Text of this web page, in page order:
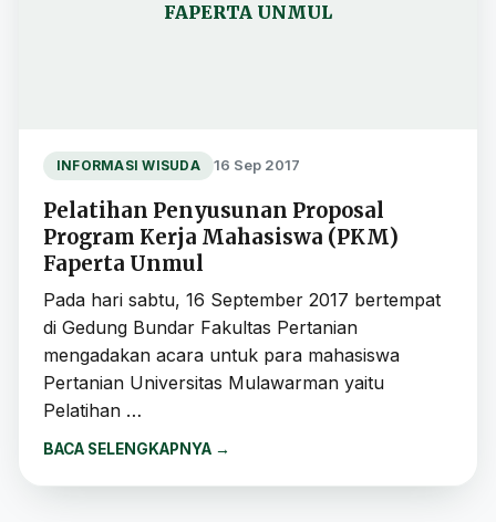
FAPERTA UNMUL
INFORMASI WISUDA 16 Sep 2017
Pelatihan Penyusunan Proposal
Program Kerja Mahasiswa (PKM)
Faperta Unmul
Pada hari sabtu, 16 September 2017 bertempat
di Gedung Bundar Fakultas Pertanian
mengadakan acara untuk para mahasiswa
Pertanian Universitas Mulawarman yaitu
Pelatihan …
BACA SELENGKAPNYA →